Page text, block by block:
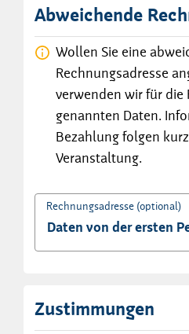
Abweichende
Wollen Sie eine
Rechnungsadresse
verwenden wir für die
genannten Daten.
Bezahlung folgen
Veranstaltung.
Rechnungsadresse (optional)
Zustimmungen